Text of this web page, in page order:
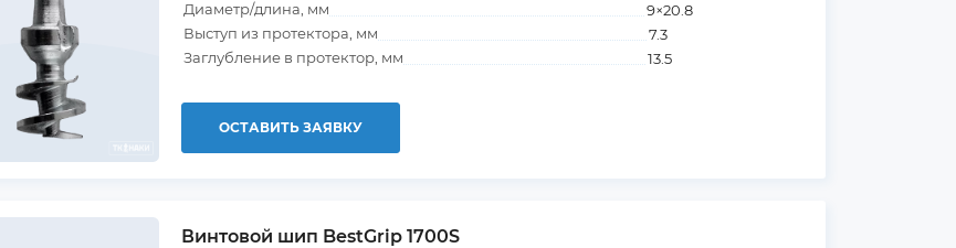
Диаметр/длина, мм
9×20.8
Выступ из протектора, мм
7.3
Заглубление в протектор, мм
13.5
ОСТАВИТЬ ЗАЯВКУ
Винтовой шип BestGrip 1700S